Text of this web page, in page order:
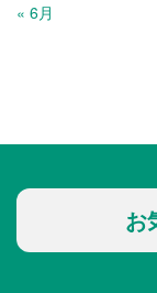
« 6月
お